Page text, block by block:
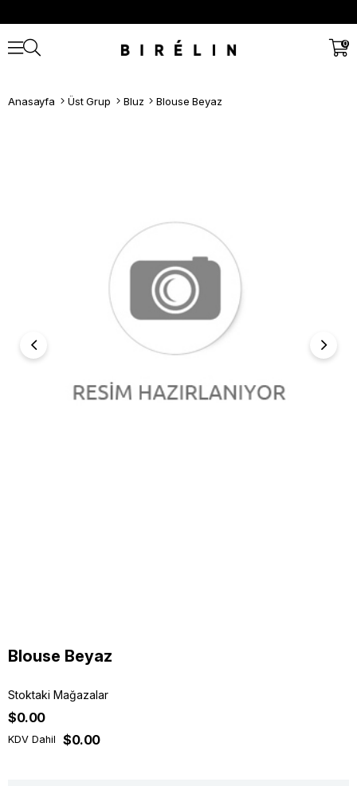
0
Anasayfa Üst Grup Bluz Blouse Beyaz
Blouse Beyaz
Stoktaki Mağazalar
$0.00
KDV Dahil $0.00